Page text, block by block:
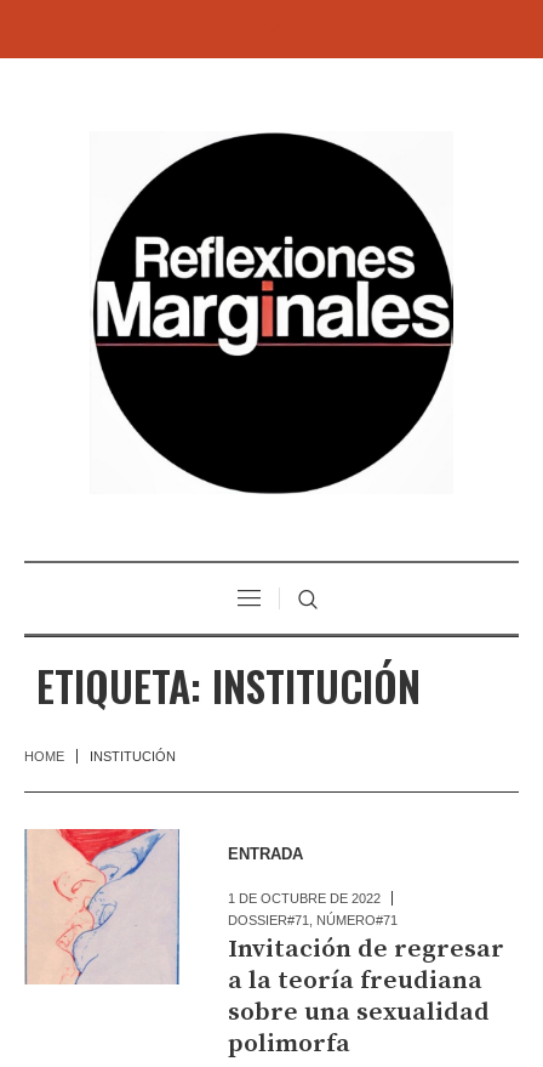
ETIQUETA: INSTITUCIÓN
HOME INSTITUCIÓN
ENTRADA
1 DE OCTUBRE DE 2022
DOSSIER#71
NÚMERO#71
Invitación de regresar
a la teoría freudiana
sobre una sexualidad
polimorfa